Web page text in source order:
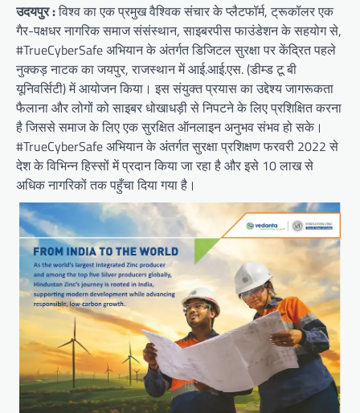
उदयपुर :विश्व का एक प्रमुख वैश्विक संचार के प्लैटफॉर्म, ट्रूकॉलर एक
गैर-पक्षधर नागरिक समाज संसंस्थान, साइबरपीस फाउंडेशन के सहयोग से,
#TrueCyberSafe अभियान के अंतर्गत डिजिटल सुरक्षा पर केंद्रित पहले
नुक्कड़ नाटक का जयपुर, राजस्थान में आई.आई.एस. (डीम्ड टू बी
यूनिवर्सिटी) में आयोजन किया। इस संयुक्त प्रयास का उद्देश्य जागरूकता
फैलाना और लोगों को साइबर धोखाधड़ी से निपटने के लिए प्रशिक्षित करना
है जिससे समाज के लिए एक सुरक्षित ऑनलाइन अनुभव संभव हो सके।
#TrueCyberSafe अभियान के अंतर्गत सुरक्षा प्रशिक्षण फरवरी 2022 से
देश के विभिन्न हिस्सों में प्रदान किया जा रहा है और इसे 10 लाख से
अधिक नागरिकों तक पहुँचा दिया गया है।